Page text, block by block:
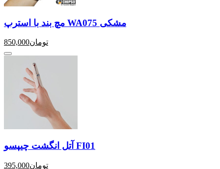
مچ بند با استرپ WA075 مشکی
850,000تومان
آتل انگشت چیپسو FI01
395,000تومان